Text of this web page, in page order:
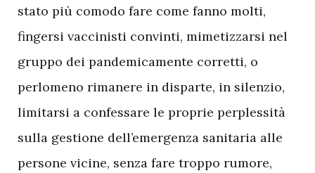
stato più comodo fare come fanno molti,
fingersi vaccinisti convinti, mimetizzarsi nel
gruppo dei pandemicamente corretti, o
perlomeno rimanere in disparte, in silenzio,
limitarsi a confessare le proprie perplessità
sulla gestione dell’emergenza sanitaria alle
persone vicine, senza fare troppo rumore,